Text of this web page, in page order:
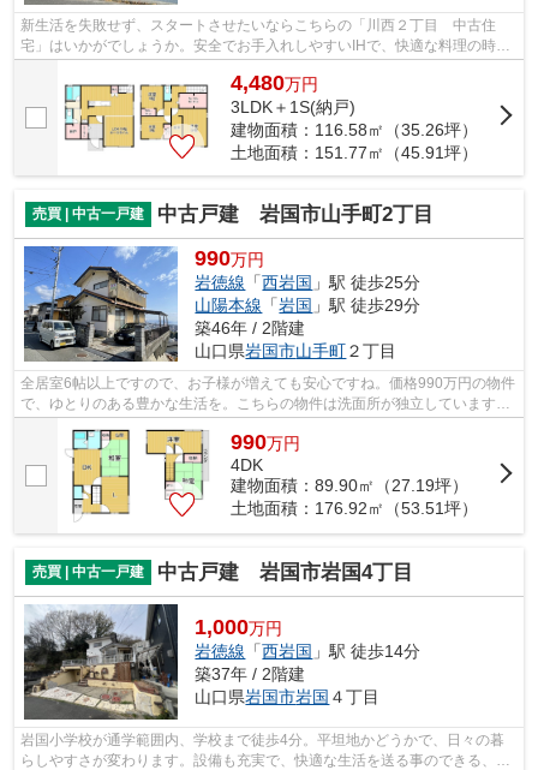
新生活を失敗せず、スタートさせたいならこちらの「川西２丁目 中古住
宅」はいかがでしょうか。安全でお手入れしやすいIHで、快適な料理の時間
4,480万円
3LDK＋1S(納戸)
建物面積：116.58㎡（35.26坪）
土地面積：151.77㎡（45.91坪）
売買 | 中古一戸建 中古戸建 岩国市山手町2丁目
990万円
岩徳線 「西岩国 」駅 徒歩25分
山陽本線 「岩国 」駅 徒歩29分
築46年 / 2階建
山口県岩国市山手町２丁目
全居室6帖以上ですので、お子様が増えても安心ですね。価格990万円の物件
で、ゆとりのある豊かな生活を。こちらの物件は洗面所が独立しています。
素敵な4DKのファミリー向けの物件です...
990万円
4DK
建物面積：89.90㎡（27.19坪）
土地面積：176.92㎡（53.51坪）
売買 | 中古一戸建 中古戸建 岩国市岩国4丁目
1,000万円
岩徳線 「西岩国 」駅 徒歩14分
築37年 / 2階建
山口県岩国市岩国 ４丁目
岩国小学校が通学範囲内、学校まで徒歩4分。平坦地かどうかで、日々の暮
らしやすさが変わります。設備も充実で、快適な生活を送る事のできる、中